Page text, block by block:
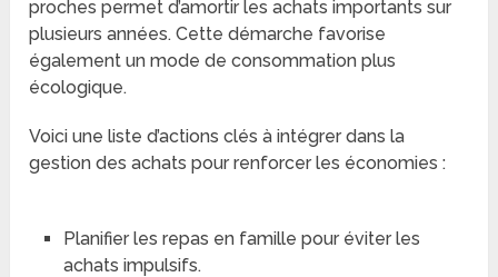
proches permet d’amortir les achats importants sur
plusieurs années. Cette démarche favorise
également un mode de consommation plus
écologique.
Voici une liste d’actions clés à intégrer dans la
gestion des achats pour renforcer les économies :
Planifier les repas en famille pour éviter les
achats impulsifs.